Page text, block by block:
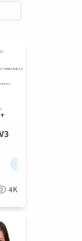
火商店
4K